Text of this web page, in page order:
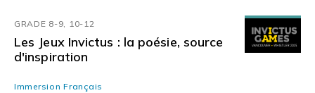
GRADE 8-9, 10-12
Les Jeux Invictus : la poésie, source
d'inspiration
Immersion Français